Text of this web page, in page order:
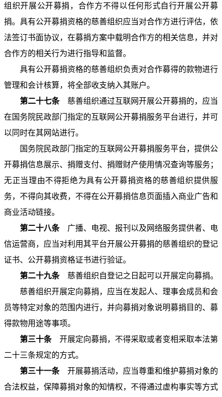
组织开展公开募捐，合作方不得以任何形式自行开展公开募
捐。具有公开募捐资格的慈善组织应当对合作方进行评估，依
法签订书面协议，在募捐方案中载明合作方的相关信息，并对
合作方的相关行为进行指导和监督。
具有公开募捐资格的慈善组织负责对合作募得的款物进行
管理和会计核算，将全部收支纳入其账户。
第二十七条慈善组织通过互联网开展公开募捐的，应当
在国务院民政部门指定的互联网公开募捐服务平台进行，并可
以同时在其网站进行。
国务院民政部门指定的互联网公开募捐服务平台，提供公
开募捐信息展示、捐赠支付、捐赠财产使用情况查询等服务；
无正当理由不得拒绝为具有公开募捐资格的慈善组织提供服
务，不得向其收费，不得在公开募捐信息页面插入商业广告和
商业活动链接。
第二十八条广播、电视、报刊以及网络服务提供者、电
信运营商，应当对利用其平台开展公开募捐的慈善组织的登记
证书、公开募捐资格证书进行验证。
第二十九条慈善组织自登记之日起可以开展定向募捐。
慈善组织开展定向募捐，应当在发起人、理事会成员和会
员等特定对象的范围内进行，并向募捐对象说明募捐目的、募
得款物用途等事项。
第三十条开展定向募捐，不得采取或者变相采取本法第
二十三条规定的方式。
第三十一条开展募捐活动，应当尊重和维护募捐对象的
合法权益，保障募捐对象的知情权，不得通过虚构事实等方式